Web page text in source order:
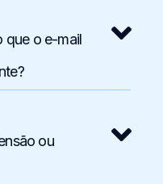
que o e-mail
ou